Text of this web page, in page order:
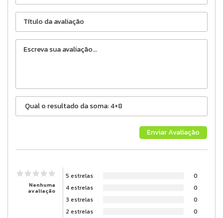
Nenhuma
avaliação
5 estrelas
0
4 estrelas
0
3 estrelas
0
2 estrelas
0